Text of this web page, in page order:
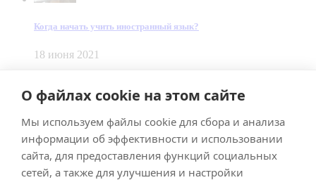
О файлах cookie на этом сайте
Мы используем файлы cookie для сбора и анализа
информации об эффективности и использовании
сайта, для предоставления функций социальных
сетей, а также для улучшения и настройки
Когда начать учить иностранный язык?
18 июня 2021
Made bySmart Team
ImpressumDatenschutz
Подписывайтесь на меня в Телеграм